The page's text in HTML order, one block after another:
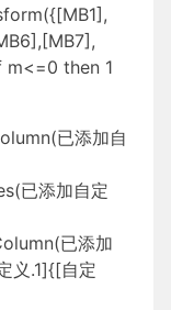
m<=0 then 1
已添加自
已添加自定
已添加
义.1]{[自定